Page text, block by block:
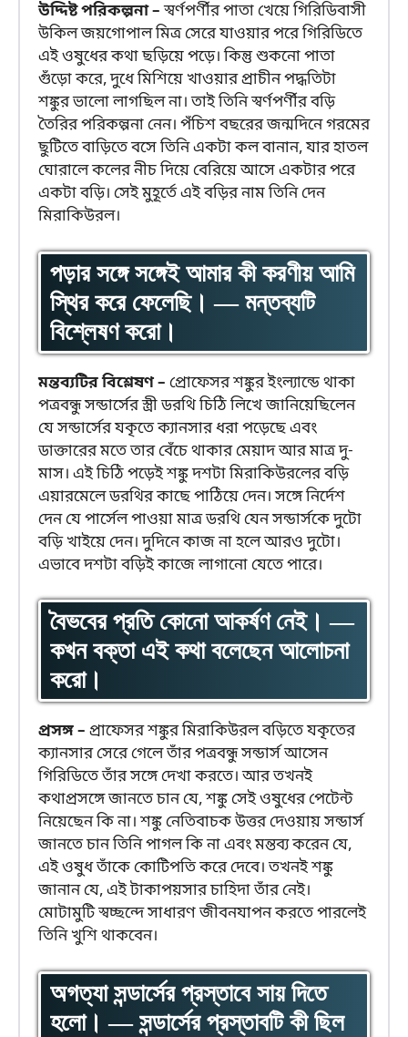
উদ্দিষ্ট পরিকল্পনা –স্বর্ণপর্ণীর পাতা খেয়ে গিরিডিবাসী
উকিল জয়গোপাল মিত্র সেরে যাওয়ার পরে গিরিডিতে
এই ওষুধের কথা ছড়িয়ে পড়ে। কিন্তু শুকনো পাতা
গুঁড়ো করে, দুধে মিশিয়ে খাওয়ার প্রাচীন পদ্ধতিটা
শঙ্কুর ভালো লাগছিল না। তাই তিনি স্বর্ণপর্ণীর বড়ি
তৈরির পরিকল্পনা নেন। পঁচিশ বছরের জন্মদিনে গরমের
ছুটিতে বাড়িতে বসে তিনি একটা কল বানান, যার হাতল
ঘোরালে কলের নীচ দিয়ে বেরিয়ে আসে একটার পরে
একটা বড়ি। সেই মুহূর্তে এই বড়ির নাম তিনি দেন
মিরাকিউরল।
পড়ার সঙ্গে সঙ্গেই আমার কী করণীয় আমি
স্থির করে ফেলেছি। — মন্তব্যটি
বিশ্লেষণ করো।
মন্তব্যটির বিশ্লেষণ – প্রোফেসর শঙ্কুর ইংল্যান্ডে থাকা
পত্রবন্ধু সন্ডার্সের স্ত্রী ডরথি চিঠি লিখে জানিয়েছিলেন
যে সন্ডার্সের যকৃতে ক্যানসার ধরা পড়েছে এবং
ডাক্তারের মতে তার বেঁচে থাকার মেয়াদ আর মাত্র দু-
মাস। এই চিঠি পড়েই শঙ্কু দশটা মিরাকিউরলের বড়ি
এয়ারমেলে ডরথির কাছে পাঠিয়ে দেন। সঙ্গে নির্দেশ
দেন যে পার্সেল পাওয়া মাত্র ডরথি যেন সন্ডার্সকে দুটো
বড়ি খাইয়ে দেন। দুদিনে কাজ না হলে আরও দুটো।
এভাবে দশটা বড়িই কাজে লাগানো যেতে পারে।
বৈভবের প্রতি কোনো আকর্ষণ নেই। —
কখন বক্তা এই কথা বলেছেন আলোচনা
করো।
প্রসঙ্গ – প্রাফেসর শঙ্কুর মিরাকিউরল বড়িতে যকৃতের
ক্যানসার সেরে গেলে তাঁর পত্রবন্ধু সন্ডার্স আসেন
গিরিডিতে তাঁর সঙ্গে দেখা করতে। আর তখনই
কথাপ্রসঙ্গে জানতে চান যে, শঙ্কু সেই ওষুধের পেটেন্ট
নিয়েছেন কি না। শঙ্কু নেতিবাচক উত্তর দেওয়ায় সন্ডার্স
জানতে চান তিনি পাগল কি না এবং মন্তব্য করেন যে,
এই ওষুধ তাঁকে কোটিপতি করে দেবে। তখনই শঙ্কু
জানান যে, এই টাকাপয়সার চাহিদা তাঁর নেই।
মোটামুটি স্বচ্ছন্দে সাধারণ জীবনযাপন করতে পারলেই
তিনি খুশি থাকবেন।
অগত্যা সন্ডার্সের প্রস্তাবে সায় দিতে
হলো। — সন্ডার্সের প্রস্তাবটি কী ছিল